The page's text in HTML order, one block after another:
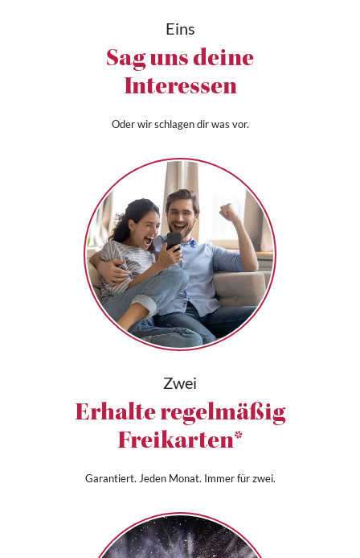
Eins
Sag uns deine
Interessen
Oder wir schlagen dir was vor.
Zwei
Erhalte regelmäßig
Freikarten*
Garantiert. Jeden Monat. Immer für zwei.